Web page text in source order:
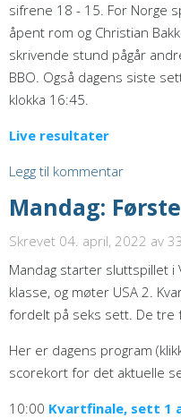
sifrene 18 - 15. For Norge
åpent rom og Christian
skrivende stund pågår
BBO. Også dagens siste
klokka 16:45.
Live resultater
Legg til kommentar
Mandag:
Skrevet 04. april, 2022 av
Mandag starter sluttspillet i
klasse, og møter USA 2.
fordelt på seks sett. De tre
Her er dagens program
scorekort for det aktuelle
10:00 Kvartfinale, sett 1